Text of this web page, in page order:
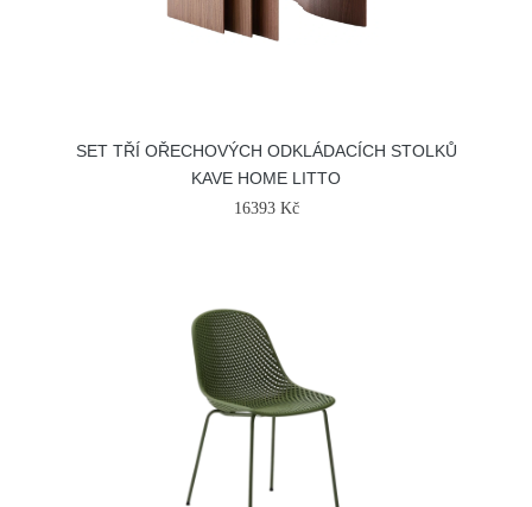
SET TŘÍ OŘECHOVÝCH ODKLÁDACÍCH STOLKŮ
KAVE HOME LITTO
16393 Kč